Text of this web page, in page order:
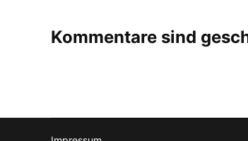
den anstehenden sommerurlaub mal
mal echte Entspannung bringen. 1 Woche
13. April 2015 um 18:47
Kommentare sind